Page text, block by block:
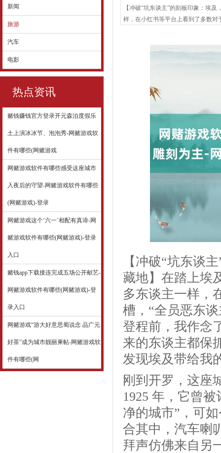
新闻
旅游
汽车
电影
热点资讯
赌钱赚钱官方登录开元森泊度假乐
土上演冰冰节、泡泡秀-网赌游戏软
件有哪些(网赌游戏
网赌游戏软件有哪些感受这座城市
入夜后的守望-网赌游戏软件有哪些
(网赌游戏)-登录
网赌游戏这个‘六一’相配有真谛-网
赌游戏软件有哪些(网赌游戏)-登录
入口
赌钱app下载接连完成五场公开献艺-
网赌游戏软件有哪些(网赌游戏)-登
录入口
网赌游戏“游大好意思蜀说念 品广元
好茶”成为城市靓丽柬帖-网赌游戏软
件有哪些(网
【冲破“坑东谈主”的刻板印象：埃
样，在小红书等平台上看到了多数对
【冲破“坑东谈
藏地】在踏上埃
多东谈主一样，
槽，“全员恶东
登程前，我作念
来的东谈主都保
发现埃及带给我
刚到开罗，这座
1925 年，它曾
净的城市”，可
合其中，汽车喇
拜声仿佛来自另